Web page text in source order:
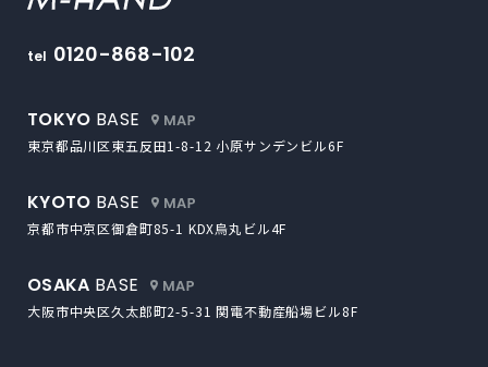
tel 0120-868-102
TOKYO BASE 外部サイトにリンクします
東京都品川区東五反田1-8-12 小原サンデンビル6F
KYOTO BASE 外部サイトにリンクします
京都市中京区御倉町85-1 KDX烏丸ビル4F
OSAKA BASE 外部サイトにリンクします
大阪市中央区久太郎町2-5-31関電不動産船場ビル8F